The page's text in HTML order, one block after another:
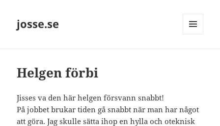
josse.se
Helgen förbi
Jisses va den här helgen försvann snabbt!
På jobbet brukar tiden gå snabbt när man har något
att göra. Jag skulle sätta ihop en hylla och oteknisk